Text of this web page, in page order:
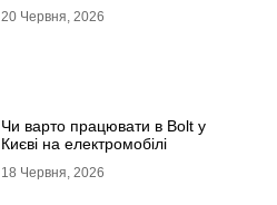
20 Червня, 2026
Чи варто працювати в Bolt у
Києві на електромобілі
18 Червня, 2026